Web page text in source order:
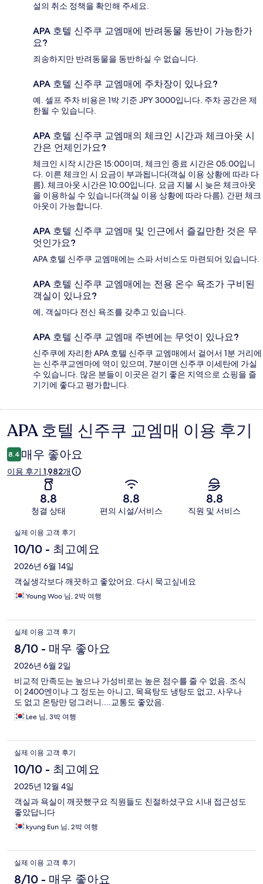
설의 취소 정책을 확인해 주세요.
APA 호텔 신주쿠 교엠매에 반려동물 동반이 가능한가
요?
죄송하지만 반려동물을 동반하실 수 없습니다.
APA 호텔 신주쿠 교엠매에 주차장이 있나요?
예. 셀프 주차 비용은 1박 기준 JPY 3000입니다. 주차 공간은 제
한될 수 있습니다.
APA 호텔 신주쿠 교엠매의 체크인 시간과 체크아웃 시
간은 언제인가요?
체크인 시작 시간은 15:00이며, 체크인 종료 시간은 05:00입니
다. 이른 체크인 시 요금이 부과됩니다(객실 이용 상황에 따라 다
름). 체크아웃 시간은 10:00입니다. 요금 지불 시 늦은 체크아웃
을 이용하실 수 있습니다(객실 이용 상황에 따라 다름). 간편 체크
아웃이 가능합니다.
APA 호텔 신주쿠 교엠매 및 인근에서 즐길만한 것은 무
엇인가요?
APA 호텔 신주쿠 교엠매에는 스파 서비스도 마련되어 있습니다.
APA 호텔 신주쿠 교엠매에는 전용 온수 욕조가 구비된
객실이 있나요?
예, 객실마다 전신 욕조를 갖추고 있습니다.
APA 호텔 신주쿠 교엠매 주변에는 무엇이 있나요?
신주쿠에 자리한 APA 호텔 신주쿠 교엠매에서 걸어서 1분 거리에
는 신주쿠교엔마에 역이 있으며, 7분이면 신주쿠 이세탄에 가실
수 있습니다. 많은 분들이 이곳은 걷기 좋은 지역으로 쇼핑을 즐
기기에 좋다고 평가합니다.
이
용
후
APA 호텔 신주쿠 교엠매 이용 후기
8.4 매우 좋아요
이용 후기 1,982개
8.8
청결 상태
8.8
편의 시설/서비스
8.8
직원 및 서비스
이
용
후
기
실제 이용 고객 후기
10/10 - 최고예요
2026년 6월 14일
객실생각보다 깨끗하고 좋았어요. 다시 묵고싶네요
Young Woo 님, 2박 여행
실제 이용 고객 후기
8/10 - 매우 좋아요
2026년 6월 2일
비교적 만족도는 높으나 가성비로는 높은 점수를 줄 수 없음. 조식
이 2400엔이나 그 정도는 아니고, 목욕탕도 냉탕도 없고, 사우나
도 없고 온탕만 덩그러니....교통도 좋았음.
Lee 님, 3박 여행
실제 이용 고객 후기
10/10 - 최고예요
2025년 12월 4일
객실과 욕실이 깨끗했구요 직원들도 친절하셨구요 시내 접근성도
좋았답니다
kyung Eun 님, 2박 여행
실제 이용 고객 후기
8/10 - 매우 좋아요